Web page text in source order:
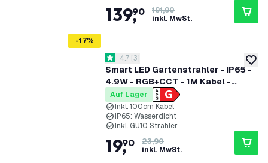
139,
90
191,90
inkl. MwSt.
zur
-17%
Smart LED Gartenstrahler - IP65 -
4.9W - RGB+CCT - 1M Kabel -
Schwarz
Bewertungsbereich öffnen
4.7 Bewertungssterne
4.7 [3]
Auf Lager
Inkl. 100cm Kabel
IP65: Wasserdicht
Inkl. GU10 Strahler
19,
90
23,90
inkl. MwSt.